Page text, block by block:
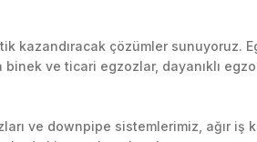
Yorum Yaz
kazandıracak çözümler
ve ticari egzozlar, dayanıklı
ve downpipe sistemlerimiz, ağır iş